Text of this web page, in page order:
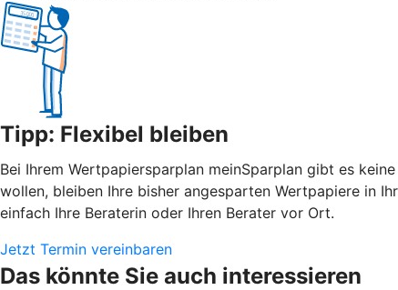
Tipp: Flexibel bleiben
Bei Ihrem Wertpapiersparplan meinSparplan gibt es
wollen, bleiben Ihre bisher angesparten Wertpapiere in
einfach Ihre Beraterin oder Ihren Berater vor Ort.
Jetzt Termin vereinbaren
Das könnte Sie auch interessieren